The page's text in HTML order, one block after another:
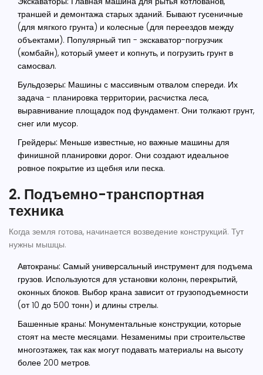
траншей и демонтажа старых зданий. Бывают гусеничные
(для мягкого грунта) и колесные (для переездов между
объектами). Популярный тип - экскаватор-погрузчик
(комбайн), который умеет и копнуть, и погрузить грунт в
самосвал.
Бульдозеры: Машины с массивным отвалом спереди. Их
задача - планировка территории, расчистка леса,
выравнивание площадок под фундамент. Они толкают грунт,
снег или мусор.
Грейдеры: Меньше известные, но важные машины для
финишной планировки дорог. Они создают идеальное
ровное покрытие из щебня или песка.
2. Подъемно-транспортная
техника
Когда земля готова, начинается возведение конструкций. Тут
нужны мышцы.
Автокраны: Самый универсальный инструмент для подъема
грузов. Используются для установки колонн, перекрытий,
оконных блоков. Выбор крана зависит от грузоподъемности
(от 10 до 500 тонн) и длины стрелы.
Башенные краны: Монументальные конструкции, которые
стоят на месте месяцами. Незаменимы при строительстве
многоэтажек, так как могут подавать материалы на высоту
более 200 метров.